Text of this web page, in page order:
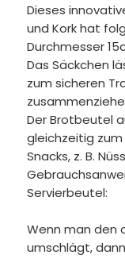
Dieses
und Kork hat
Durchmesser
Das Säckchen
zum sicheren
Der Brotbeutel
gleichzeitig
Snacks, z. B.
Servierbeutel:
Wenn man den
umschlägt,